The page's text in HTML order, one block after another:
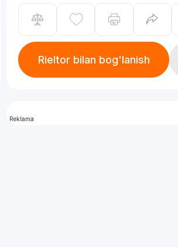
Rieltor bilan bog'lanish
Reklama